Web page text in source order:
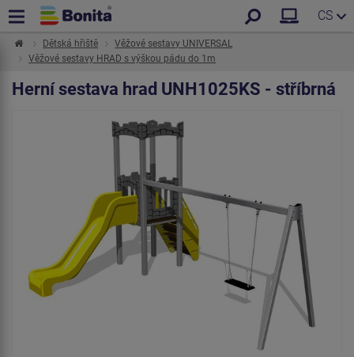
CS
Dětská hřiště
Věžové sestavy UNIVERSAL
Věžové sestavy HRAD s výškou pádu do 1m
Herní sestava hrad UNH1025KS - stříbrná